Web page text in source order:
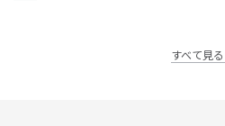
すべて見る